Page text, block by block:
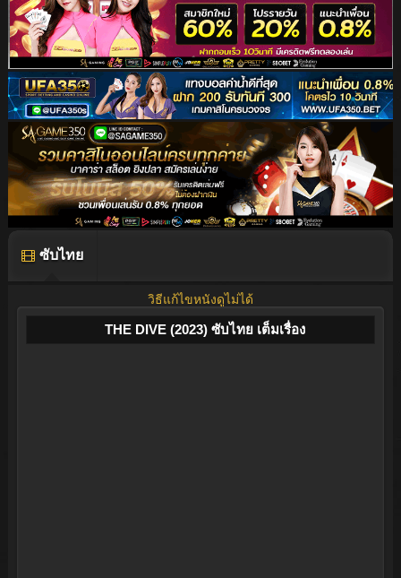
ซับไทย
วิธีแก้ไขหนังดูไม่ได้
THE DIVE (2023) ซับไทย เต็มเรื่อง